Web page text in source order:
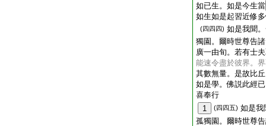
如已生。如是今生當
如生如是起習近修
(四四四) 如是我聞
獨園。爾時世尊告
廣一由旬。若有士
能速令盡於彼界。
其數無量。是故比
如是學。佛説此經
喜奉行
1
(四四五) 如是我
孤獨園。爾時世尊